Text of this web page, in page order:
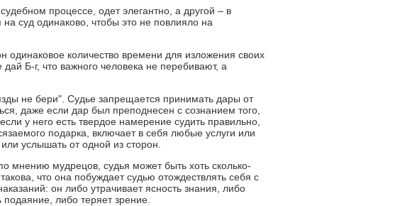
процессе, одет элегантно, а другой – в
суд одинаково, чтобы это не повлияло на
одинаковое количество времени для изложения своих
Б-г, что важного человека не перебивают, а
не бери". Судье запрещается принимать дары от
даже если дар был преподнесен с сознанием того,
у него есть твердое намерение судить правильно,
подарка, включает в себя любые услуги или
услышать от одной из сторон.
мнению мудрецов, судья может быть хоть сколько-
что она побуждает судью отождествлять себя с
он либо утрачивает ясность знания, либо
либо теряет зрение.